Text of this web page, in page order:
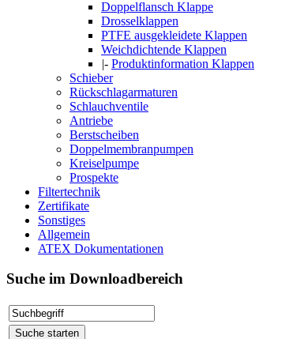
Doppelflansch Klappe
Drosselklappen
PTFE ausgekleidete Klappen
Weichdichtende Klappen
|- Produktinformation Klappen
Schieber
Rückschlagarmaturen
Schlauchventile
Antriebe
Berstscheiben
Doppelmembranpumpen
Kreiselpumpe
Prospekte
Filtertechnik
Zertifikate
Sonstiges
Allgemein
ATEX Dokumentationen
Suche im Downloadbereich